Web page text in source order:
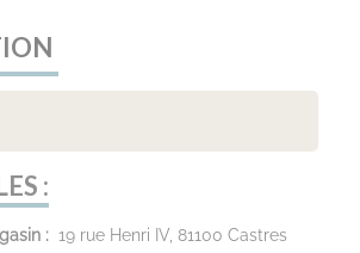
:
: 19 rue Henri IV, 81100 Castres